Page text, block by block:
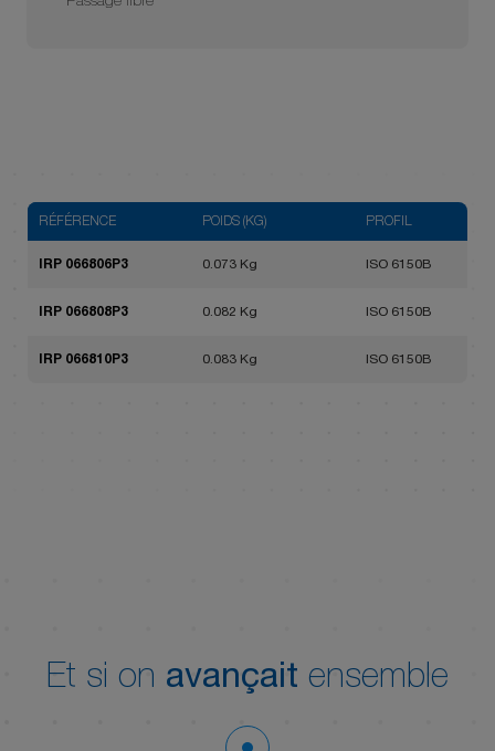
RÉFÉRENCE POIDS (KG) PROFIL
IRP 066806P3 0.073 Kg ISO 6150B
IRP 066808P3 0.082 Kg ISO 6150B
IRP 066810P3 0.083 Kg ISO 6150B
Et si on avançait ensemble